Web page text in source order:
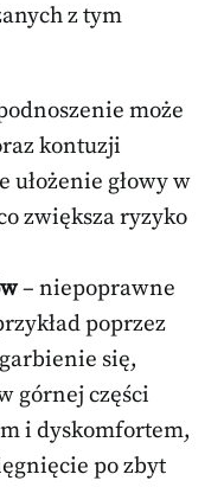
z tym
może
kontuzji
ułożenie głowy w
zwiększa ryzyko
– niepoprawne
poprzez
się,
górnej części
i dyskomfortem,
po zbyt